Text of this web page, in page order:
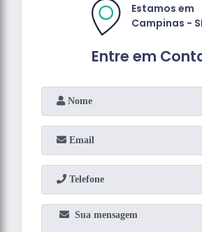
Entre em
Estamos em
Campinas -